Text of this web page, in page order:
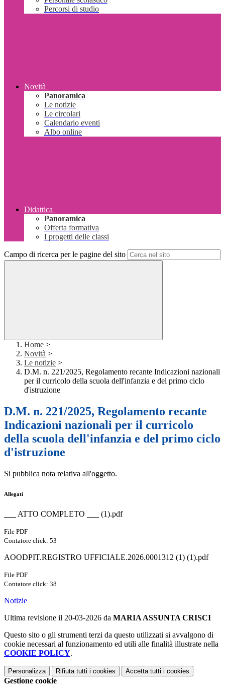
Percorsi di studio
Novità
Panoramica
Le notizie
Le circolari
Calendario eventi
Albo online
Didattica
Panoramica
Offerta formativa
I progetti delle classi
Campo di ricerca per le pagine del sito
Home >
Novità >
Le notizie >
D.M. n. 221/2025, Regolamento recante Indicazioni nazionali
per il curricolo della scuola dell'infanzia e del primo ciclo
d'istruzione
D.M. n. 221/2025, Regolamento recante
Indicazioni nazionali per il curricolo
della scuola dell'infanzia e del primo ciclo
d'istruzione
Si pubblica nota relativa all'oggetto.
Allegati
___ ATTO COMPLETO ___ (1).pdf
File PDF
Contatore click: 53
AOODPIT.REGISTRO UFFICIALE.2026.0001312 (1) (1).pdf
File PDF
Contatore click: 38
Notizie
Ultima revisione il 20-03-2026 da MARIA ASSUNTA CRISCI
Questo sito o gli strumenti terzi da questo utilizzati si avvalgono di
cookie necessari al funzionamento ed utili alle finalità illustrate nella
COOKIE POLICY.
Personalizza Rifiuta tutti i cookies Accetta tutti i cookies
Gestione cookie